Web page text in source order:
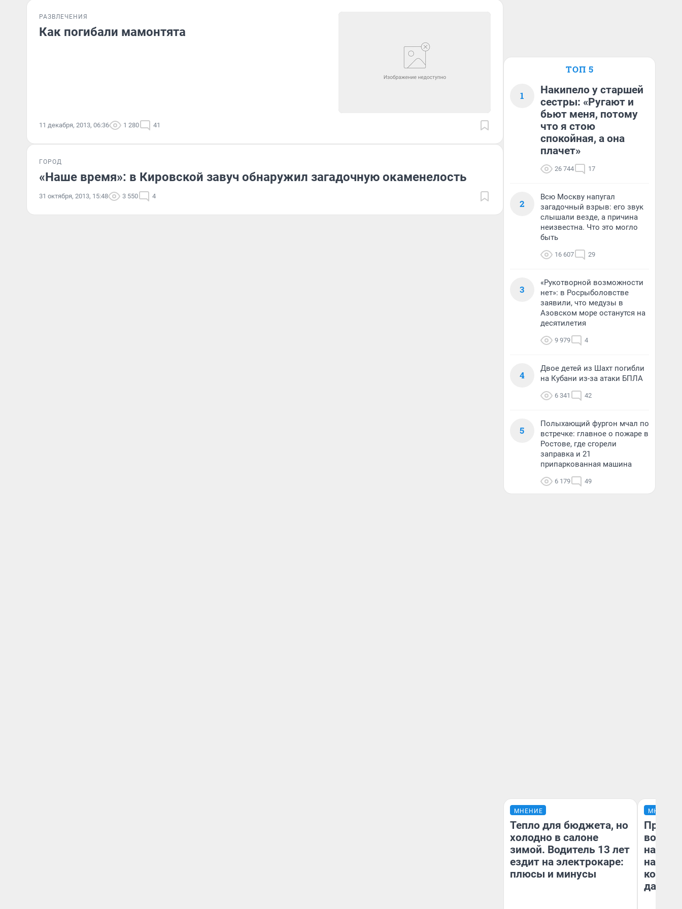
РАЗВЛЕЧЕНИЯ
Как погибали мамонтята
11 декабря, 2013, 06:36 1 280 41
ГОРОД
«Наше время»: в Кировской завуч обнаружил загадочную окаменелость
31 октября, 2013, 15:48 3 550 4
ТОП 5
1
Накипело у старшей
сестры: «Ругают и
бьют меня, потому
что я стою
спокойная, а она
плачет»
26 744 17
2
Всю Москву напугал
загадочный взрыв: его звук
слышали везде, а причина
неизвестна. Что это могло
быть
16 607 29
3
«Рукотворной возможности
нет»: в Росрыболовстве
заявили, что медузы в
Азовском море останутся на
десятилетия
9 979 4
4
Двое детей из Шахт погибли
на Кубани из-за атаки БПЛА
6 341 42
5
Полыхающий фургон мчал по
встречке: главное о пожаре в
Ростове, где сгорели
заправка и 21
припаркованная машина
6 179 49
МНЕНИЕ
Тепло для бюджета, но
холодно в салоне
зимой. Водитель 13 лет
ездит на электрокаре:
плюсы и минусы
МНЕНИЕ
нам
даже